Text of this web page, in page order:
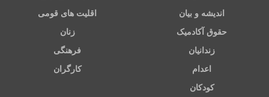
اندیشه و بیان اقلیت های قومی
حقوق آکادمیک زنان
زندانیان فرهنگی
اعدام کارگران
کودکان